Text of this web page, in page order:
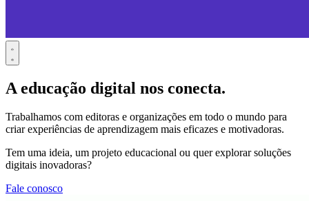
A educação digital nos conecta.
Trabalhamos com editoras e organizações em todo o mundo para
criar experiências de aprendizagem mais eficazes e motivadoras.
Tem uma ideia, um projeto educacional ou quer explorar soluções
digitais inovadoras?
Fale conosco